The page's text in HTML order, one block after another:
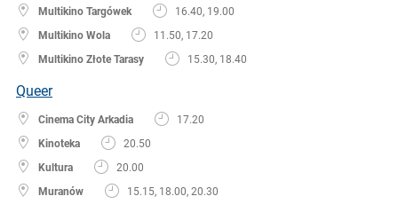
Multikino Targówek
16.40, 19.00
Multikino Wola
11.50, 17.20
Multikino Złote Tarasy
15.30, 18.40
Queer
Cinema City Arkadia
17.20
Kinoteka
20.50
Kultura
20.00
Muranów
15.15, 18.00, 20.30